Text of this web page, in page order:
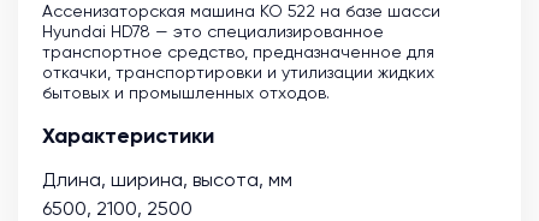
Ассенизаторская машина KO 522 на базе шасси
Hyundai HD78 — это специализированное
транспортное средство, предназначенное для
откачки, транспортировки и утилизации жидких
бытовых и промышленных отходов.
Характеристики
Длина, ширина, высота, мм
6500, 2100, 2500